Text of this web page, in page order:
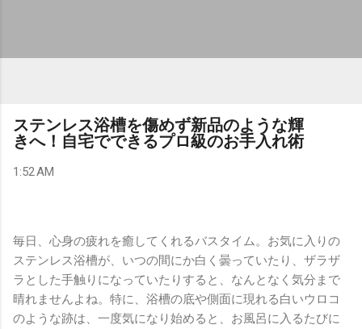
ステンレス浴槽を傷めず新品のような輝
きへ！自宅でできるプロ級のお手入れ術
1:52 AM
毎日、心身の疲れを癒してくれるバスタイム。お気に入りの
ステンレス浴槽が、いつの間にか白く曇っていたり、ザラザ
ラとした手触りになっていたりすると、なんとなく気分まで
晴れませんよね。特に、浴槽の底や側面に現れる白いウロコ
のような跡は、一度気になり始めると、お風呂に入るたびに